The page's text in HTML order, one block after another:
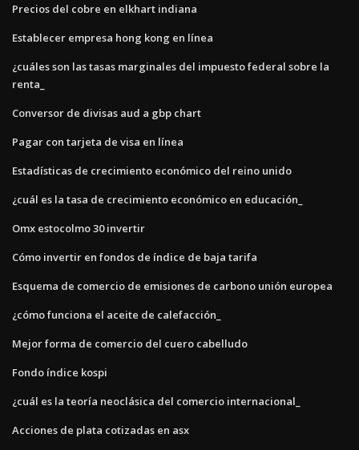
Precios del cobre en elkhart indiana
Establecer empresa hong kong en línea
¿cuáles son las tasas marginales del impuesto federal sobre la
renta_
Conversor de divisas aud a gbp chart
Pagar con tarjeta de visa en línea
Estadísticas de crecimiento económico del reino unido
¿cuál es la tasa de crecimiento económico en educación_
Omx estocolmo 30 invertir
Cómo invertir en fondos de índice de baja tarifa
Esquema de comercio de emisiones de carbono unión europea
¿cómo funciona el aceite de calefacción_
Mejor forma de comercio del cuero cabelludo
Fondo índice kospi
¿cuál es la teoría neoclásica del comercio internacional_
Acciones de plata cotizadas en asx